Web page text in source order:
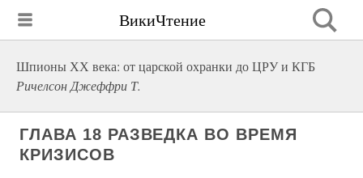
ВикиЧтение
Шпионы ХХ века: от царской охранки до ЦРУ и КГБ
Ричелсон Джеффри Т.
ГЛАВА 18 РАЗВЕДКА ВО ВРЕМЯ
КРИЗИСОВ